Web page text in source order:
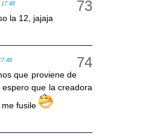
17:48
la 12, jajaja
que proviene de
que la creadora
fusile